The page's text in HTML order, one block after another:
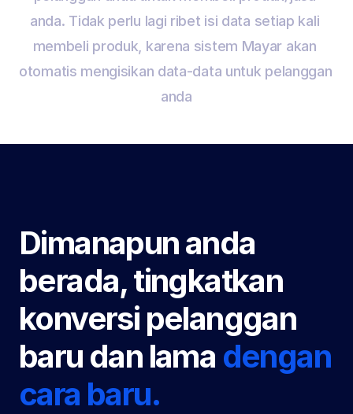
anda. Tidak perlu lagi ribet isi data setiap kali
membeli produk, karena sistem Mayar akan
otomatis mengisikan data-data untuk pelanggan
anda
Dimanapun anda
berada, tingkatkan
konversi pelanggan
baru dan lama dengan
cara baru.